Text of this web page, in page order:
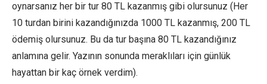
oynarsanız her bir tur 80 TL kazanmış gibi olursunuz (Her
10 turdan birini kazandığınızda 1000 TL kazanmış, 200 TL
ödemiş olursunuz. Bu da tur başına 80 TL kazandığınız
anlamına gelir. Yazının sonunda meraklıları için günlük
hayattan bir kaç örnek verdim).